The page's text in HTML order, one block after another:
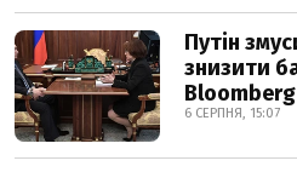
Путін
знизити
Bloomberg
6 СЕРПНЯ, 15:07